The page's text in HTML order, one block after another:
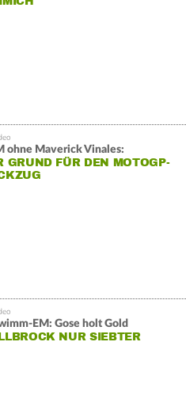
ohne Maverick Vinales:
GRUND FÜR DEN MOTOGP-
EM: Gose holt Gold
NUR SIEBTER